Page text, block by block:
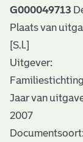
G000049713
Plaats van
[S.l.]
Uitgever:
Jaar van
2007
Documentsoort: